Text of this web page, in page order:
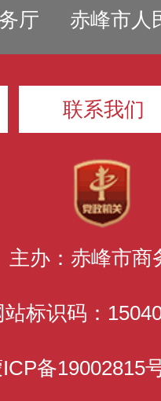
厅 赤峰市人
联系我们
主办：赤峰市商
站标识码：
ICP备